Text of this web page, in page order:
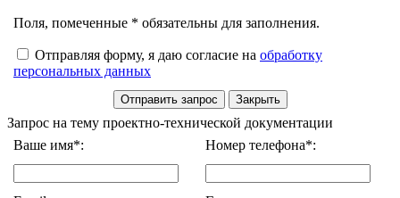
Поля, помеченные * обязательны для заполнения.
Отправляя форму, я даю согласие на обработку
персональных данных
Запрос на тему проектно-технической документации
Ваше имя*:
Номер телефона*: